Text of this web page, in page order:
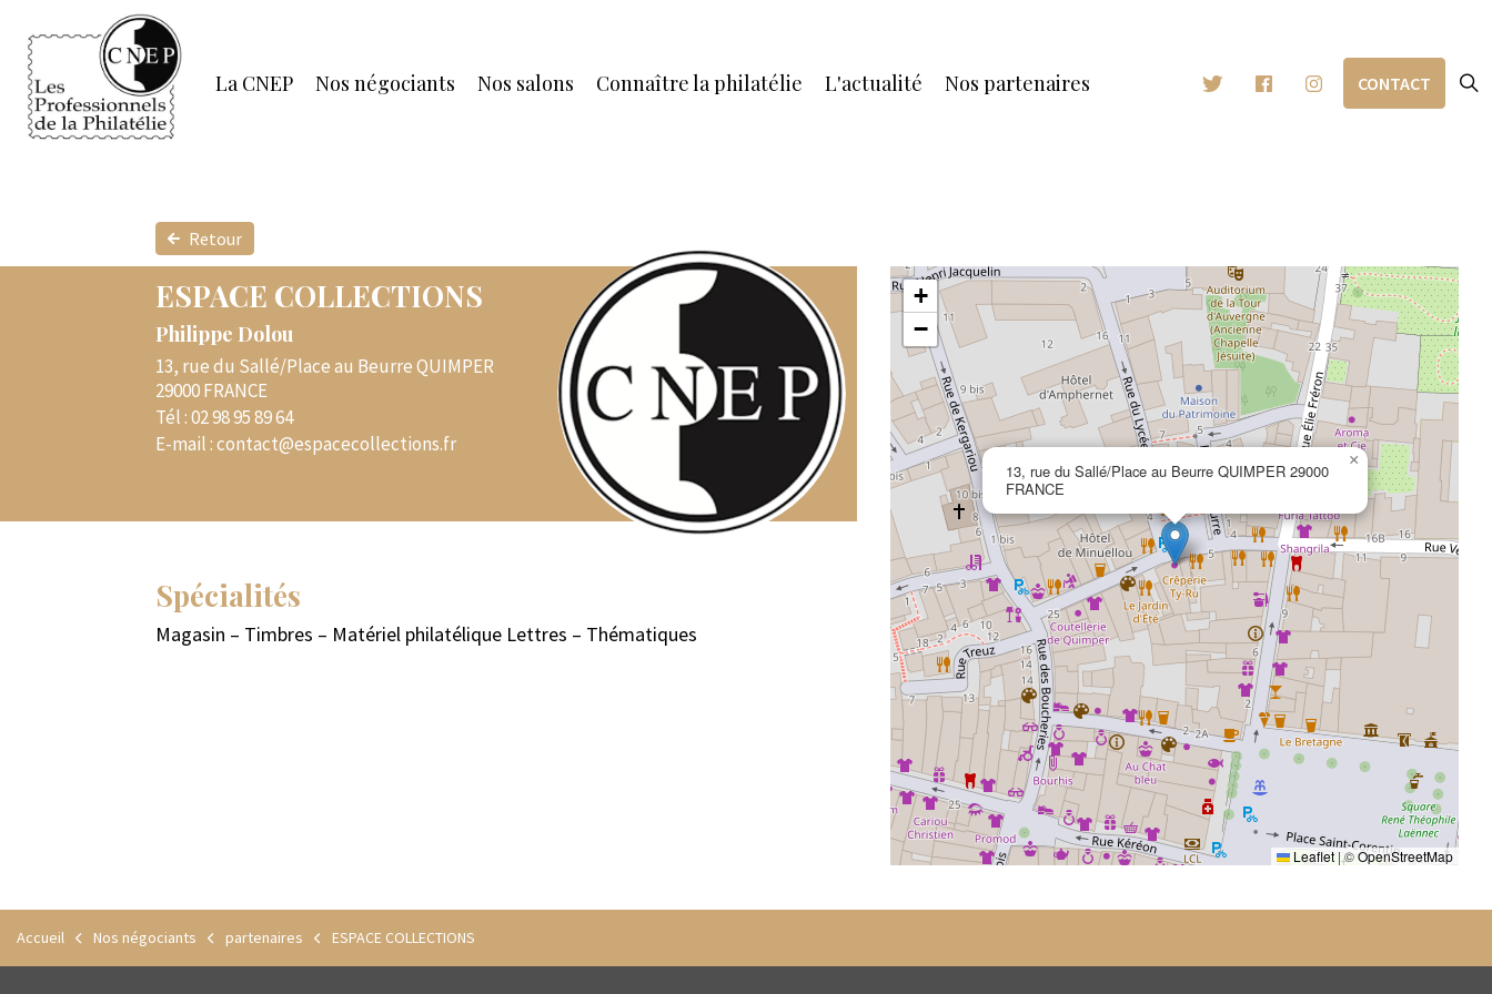
La CNEP Nos négociants Nos salons Connaître la philatélie L'actualité Nos partenaires CONTACT
Retour
ESPACE COLLECTIONS
Philippe Dolou
13, rue du Sallé/Place au Beurre QUIMPER
29000 FRANCE
Tél :02 98 95 89 64
E-mail :contact@espacecollections.fr
Spécialités
Magasin – Timbres – Matériel philatélique Lettres – Thématiques
13, rue du Sallé/Place au Beurre QUIMPER 29000
FRANCE
×
+
−
Leaflet |©OpenStreetMap
Accueil Nos négociants partenaires ESPACE COLLECTIONS